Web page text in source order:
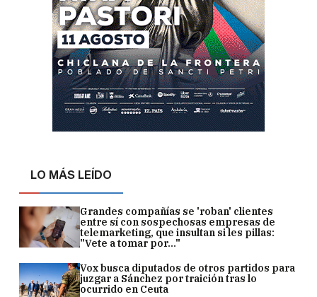
LO MÁS LEÍDO
Grandes compañías se 'roban' clientes
entre sí con sospechosas empresas de
telemarketing, que insultan si les pillas:
"Vete a tomar por..."
Vox busca diputados de otros partidos para
juzgar a Sánchez por traición tras lo
ocurrido en Ceuta